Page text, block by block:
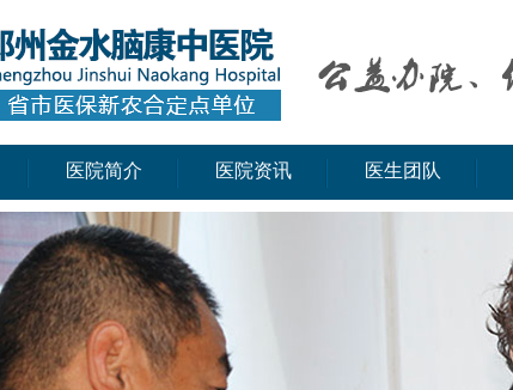
医院简介 医院资讯 医生团队